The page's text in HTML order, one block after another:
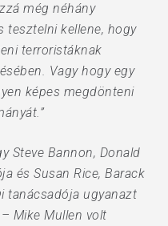
még néhány
tesztelni kellene, hogy
terroristáknak
Vagy hogy egy
képes megdönteni
Steve Bannon, Donald
és Susan Rice, Barack
tanácsadója ugyanazt
Mike Mullen volt